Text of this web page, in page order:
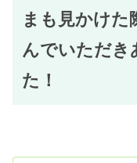
まも見かけ
んでいただき
た！